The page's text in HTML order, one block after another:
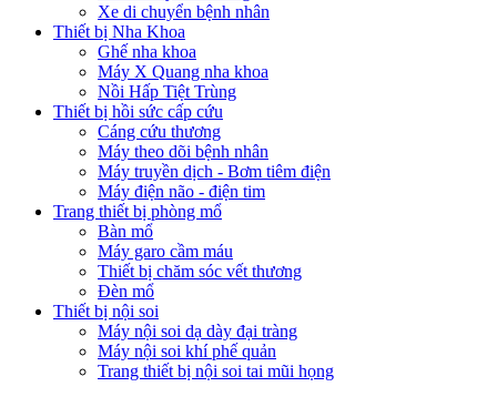
Xe di chuyển bệnh nhân
Thiết bị Nha Khoa
Ghế nha khoa
Máy X Quang nha khoa
Nồi Hấp Tiệt Trùng
Thiết bị hồi sức cấp cứu
Cáng cứu thương
Máy theo dõi bệnh nhân
Máy truyền dịch - Bơm tiêm điện
Máy điện não - điện tim
Trang thiết bị phòng mổ
Bàn mổ
Máy garo cầm máu
Thiết bị chăm sóc vết thương
Đèn mổ
Thiết bị nội soi
Máy nội soi dạ dày đại tràng
Máy nội soi khí phế quản
Trang thiết bị nội soi tai mũi họng